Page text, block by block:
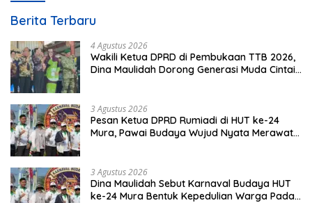
Berita Terbaru
4 Agustus 2026
Wakili Ketua DPRD di Pembukaan TTB 2026,
Dina Maulidah Dorong Generasi Muda Cintai
3 Agustus 2026
Pesan Ketua DPRD Rumiadi di HUT ke-24
Mura, Pawai Budaya Wujud Nyata Merawat
3 Agustus 2026
Dina Maulidah Sebut Karnaval Budaya HUT
ke-24 Mura Bentuk Kepedulian Warga Pada